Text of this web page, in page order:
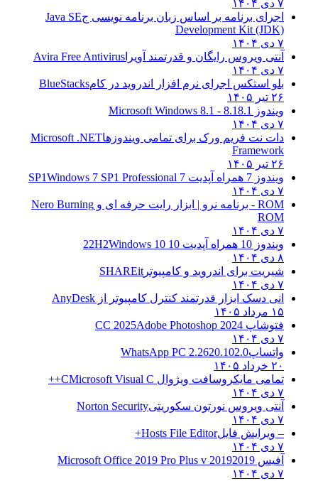
۷ دی ۱۴۰۴
اجرای برنامه بر اساس زبان برنامه نویسی جJava SE
Development Kit (JDK)
۷ دی ۱۴۰۴
آنتی ویروس رایگان و قدرتمند آویرا Avira Free Antivirus
۷ دی ۱۴۰۴
بلو استکس اجرای نرم افزار اندروید در کامBlueStacks
۲۶ تیر ۱۴۰۵
ویندوز 8.1
8.1 - Microsoft Windows 8.1
۷ دی ۱۴۰۴
دات نت فریم ورک برای تمامی ویندوزهاMicrosoft .NET
Framework
۲۶ تیر ۱۴۰۵
ویندوز 7 همراه آپدیت 7 SP1
Windows 7 SP1 Professional
۷ دی ۱۴۰۴
ROM - برنامه نرو | ابزار رایت حرفه ای و
Nero Burning
ROM
۷ دی ۱۴۰۴
ویندوز 10 همراه آپدیت 10 22H2
Windows 10
۸ دی ۱۴۰۴
شیریت برای اندروید و کامپیوتر SHAREit
۷ دی ۱۴۰۴
انی دسک ابزار قدرتمند کنترل کامپیوتر از AnyDesk
۱۵ مرداد ۱۴۰۵
فتوشاپ CC 2025 Adobe Photoshop 2024
۷ دی ۱۴۰۴
واتساپWhatsApp PC 2.2620.102.0
۲۰ خرداد ۱۴۰۵
تمامی مایکروسافت ویژوال C Microsoft Visual C++
۷ دی ۱۴۰۴
آنتی ویروس نورتون سکوریتیNorton Security
۷ دی ۱۴۰۴
– ویرایش فایلHosts File Editor+
۷ دی ۱۴۰۴
آفیس 2019 2019 Microsoft Office 2019 Pro Plus v
۷ دی ۱۴۰۴